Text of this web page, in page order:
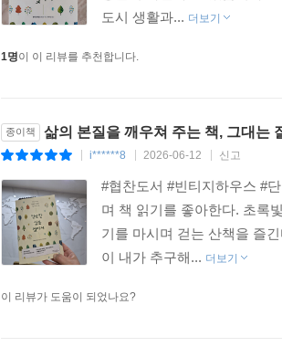
도시 생활과... 더보기
1명이 이 리뷰를 추천합니다.
종이책 삶의 본질을 깨우쳐 주는 책, 그대는
i******8 2026-06-12 신고
#협찬도서 #빈티지하우스 #
며 책 읽기를 좋아한다. 초록
기를 마시며 걷는 산책을 즐
이 내가 추구해... 더보기
이 리뷰가 도움이 되었나요?